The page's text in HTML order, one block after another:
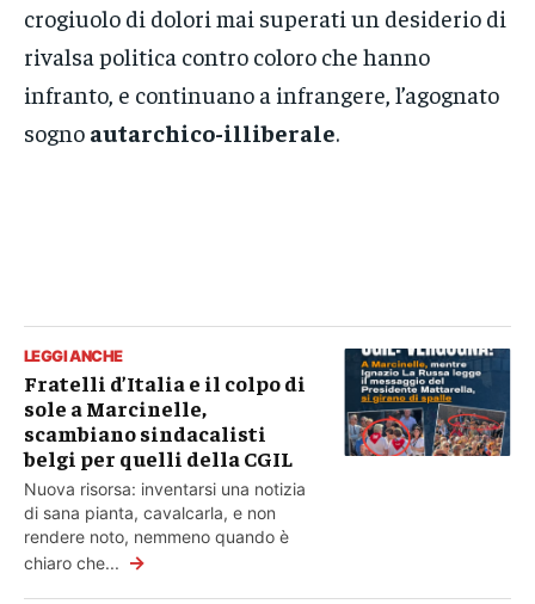
crogiuolo di dolori mai superati un desiderio di
rivalsa politica contro coloro che hanno
infranto, e continuano a infrangere, l’agognato
sogno autarchico-illiberale.
LEGGI ANCHE
Fratelli d’Italia e il colpo di
sole a Marcinelle,
scambiano sindacalisti
belgi per quelli della CGIL
Nuova risorsa: inventarsi una notizia
di sana pianta, cavalcarla, e non
rendere noto, nemmeno quando è
chiaro che... →